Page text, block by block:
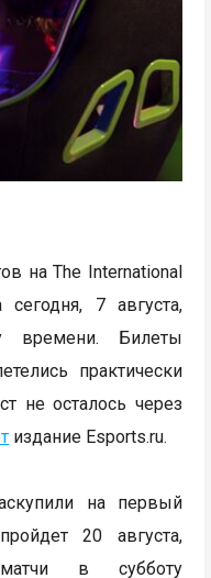
на The International
7 августа,
времени. Билеты
практически
не осталось через
издание Esports.ru.
на первый
20 августа,
в субботу